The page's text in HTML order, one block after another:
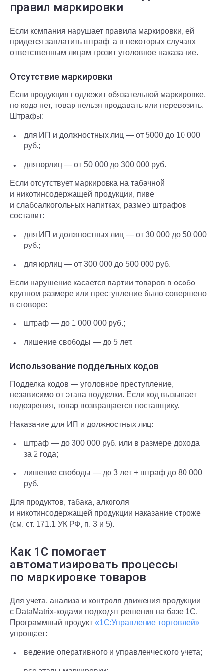
правил маркировки
Если компания нарушает правила маркировки, ей
придется заплатить штраф, а в некоторых случаях
ответственным лицам грозит уголовное наказание.
Отсутствие маркировки
Если продукция подлежит обязательной маркировке,
но кода нет, товар нельзя продавать или перевозить.
Штрафы:
для ИП и должностных лиц — от 5000 до 10 000
руб.;
для юрлиц — от 50 000 до 300 000 руб.
Если отсутствует маркировка на табачной
и никотинсодержащей продукции, пиве
и слабоалкогольных напитках, размер штрафов
составит:
для ИП и должностных лиц — от 30 000 до 50 000
руб.;
для юрлиц — от 300 000 до 500 000 руб.
Если нарушение касается партии товаров в особо
крупном размере или преступление было совершено
в сговоре:
штраф — до 1 000 000 руб.;
лишение свободы — до 5 лет.
Использование поддельных кодов
Подделка кодов — уголовное преступление,
независимо от этапа подделки. Если код вызывает
подозрения, товар возвращается поставщику.
Наказание для ИП и должностных лиц:
штраф — до 300 000 руб. или в размере дохода
за 2 года;
лишение свободы — до 3 лет + штраф до 80 000
руб.
Для продуктов, табака, алкоголя
и никотинсодержащей продукции наказание строже
(см. ст. 171.1 УК РФ, п. 3 и 5).
Как 1С помогает
автоматизировать процессы
по маркировке товаров
Для учета, анализа и контроля движения продукции
с DataMatrix-кодами подходят решения на базе 1С.
Программный продукт «1С:Управление торговлей»
упрощает:
ведение оперативного и управленческого учета;